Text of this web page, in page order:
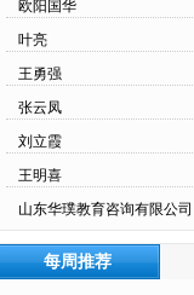
叶亮
王勇强
张云凤
刘立霞
王明喜
山东华璞教育咨询有限公司
李青山
陶平每周推荐